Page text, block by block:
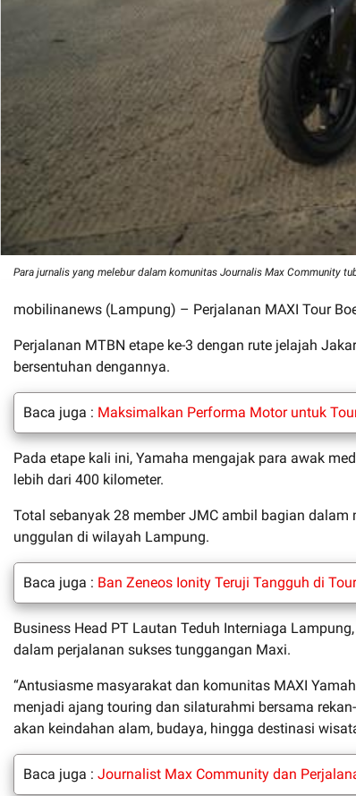
Para jurnalis yang melebur dalam komunitas Journalis Max Community
mobilinanews (Lampung) – Perjalanan MAXI Tour
Perjalanan MTBN etape ke-3 dengan rute jelajah
bersentuhan dengannya.
Baca juga : Maksimalkan Performa Motor untuk
Pada etape kali ini, Yamaha mengajak para awak
lebih dari 400 kilometer.
Total sebanyak 28 member JMC ambil bagian
unggulan di wilayah Lampung.
Baca juga : Ban Zeneos Ionity Teruji Tangguh di
Business Head PT Lautan Teduh Interniaga
dalam perjalanan sukses tunggangan Maxi.
“Antusiasme masyarakat dan komunitas MAXI
menjadi ajang touring dan silaturahmi bersama
akan keindahan alam, budaya, hingga destinasi
Baca juga : Journalist Max Community dan